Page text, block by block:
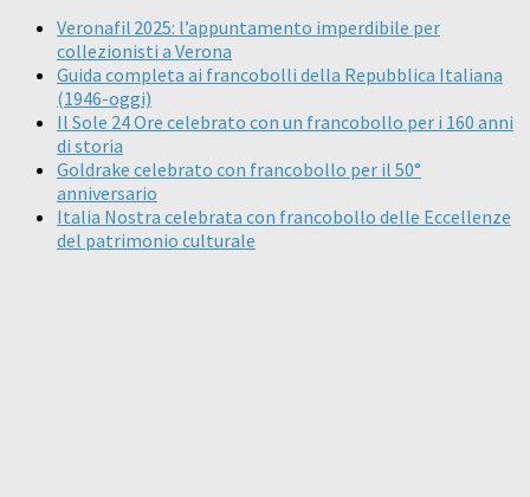
Veronafil 2025: l’appuntamento imperdibile per
collezionisti a Verona
Guida completa ai francobolli della Repubblica Italiana
(1946-oggi)
Il Sole 24 Ore celebrato con un francobollo per i 160 anni
di storia
Goldrake celebrato con francobollo per il 50°
anniversario
Italia Nostra celebrata con francobollo delle Eccellenze
del patrimonio culturale